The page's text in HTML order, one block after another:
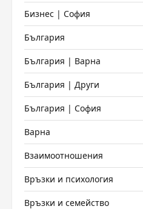
Бизнес | София
България
България | Варна
България | Други
България | София
Варна
Взаимоотношения
Връзки и психология
Връзки и семейство